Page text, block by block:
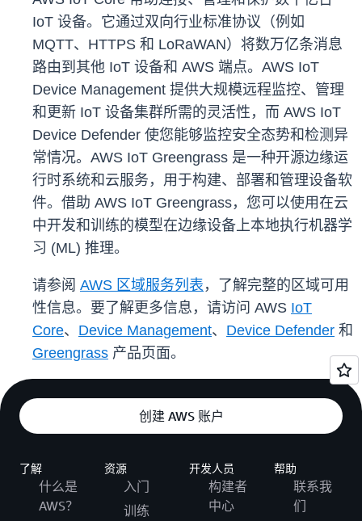
IoT 设备。它通过双向行业标准协议（例如
MQTT、HTTPS 和 LoRaWAN）将数万亿条消息
路由到其他 IoT 设备和 AWS 端点。AWS IoT
Device Management 提供大规模远程监控、管理
和更新 IoT 设备集群所需的灵活性，而 AWS IoT
Device Defender 使您能够监控安全态势和检测异
常情况。AWS IoT Greengrass 是一种开源边缘运
行时系统和云服务，用于构建、部署和管理设备软
件。借助 AWS IoT Greengrass，您可以使用在云
中开发和训练的模型在边缘设备上本地执行机器学
习 (ML) 推理。
请参阅 AWS 区域服务列表 ，了解完整的区域可用
性信息。要了解更多信息，请访问 AWS IoT
Core、 Device Management、 Device Defender 和
Greengrass 产品页面。
创建 AWS 账户
了解
什么是
AWS？
资源
入门
训练
开发人员
构建者
中心
帮助
联系我
们